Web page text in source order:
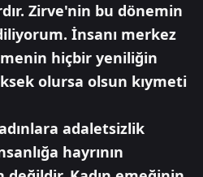
Zirve'nin bu dönemin
İnsanı merkez
hiçbir yeniliğin
olursa olsun kıymeti
adaletsizlik
hayrının